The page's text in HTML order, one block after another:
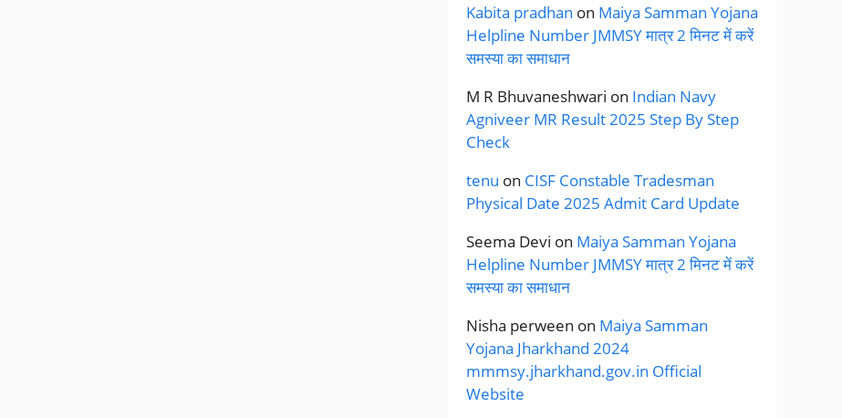
Kabita pradhan on Maiya Samman Yojana
Helpline Number JMMSY मात्र 2 मिनट में करें
समस्या का समाधान
M R Bhuvaneshwari on Indian Navy
Agniveer MR Result 2025 Step By Step
Check
tenu on CISF Constable Tradesman
Physical Date 2025 Admit Card Update
Seema Devi on Maiya Samman Yojana
Helpline Number JMMSY मात्र 2 मिनट में करें
समस्या का समाधान
Nisha perween on Maiya Samman
Yojana Jharkhand 2024
mmmsy.jharkhand.gov.in Official
Website